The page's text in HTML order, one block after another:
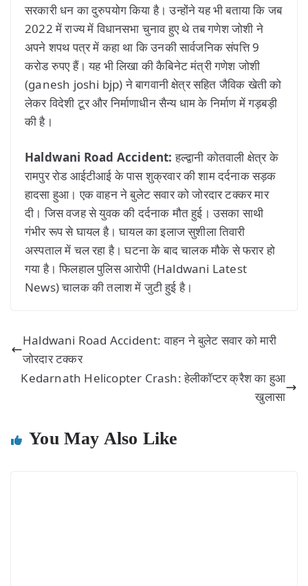
सरकारी धन का दुरुपयोग किया है। उन्होंने यह भी बताया कि जब
2022 में राज्य में विधानसभा चुनाव हुए थे तब गणेश जोशी ने
अपने शपथ पत्र में कहा था कि उनकी सार्वजनिक संपत्ति 9
करोड रुपए हैं। यह भी लिखा की कैबिनेट मंत्री गणेश जोशी
(ganesh joshi bjp) ने बागवानी क्षेत्र सहित जैविक खेती को
लेकर विदेशी टूर और निर्माणाधीन सैन्य धाम के निर्माण में गड़बड़ी
की है।
Haldwani Road Accident: हल्द्वानी कोतवाली क्षेत्र के
रामपुर रोड आईटीआई के पास शुक्रवार की शाम दर्दनाक सड़क
हादसा हुआ। एक वाहन ने बुलेट सवार को जोरदार टक्कर मार
दी। जिस वजह से युवक की दर्दनाक मौत हुई। उसका साथी
गंभीर रूप से घायल है। घायल का इलाज सुशीला तिवारी
अस्पताल में चल रहा है। घटना के बाद चालक मौके से फरार हो
गया है। फिलहाल पुलिस आरोपी (Haldwani Latest
News) चालक की तलाश में जुटी हुई है।
Haldwani Road Accident: वाहन ने बुलेट सवार को मारी
जोरदार टक्कर
Kedarnath Helicopter Crash: हेलीकॉप्टर क्रैश का हुआ
खुलासा
You May Also Like